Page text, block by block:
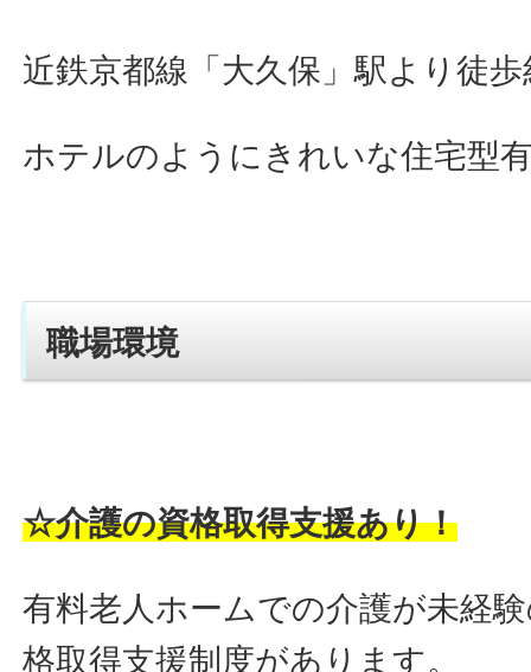
近鉄京都線「大久保」駅より徒
ホテルのようにきれいな住宅型
職場環境
☆介護の資格取得支援あり！
有料老人ホームでの介護が未経
格取得支援制度があります。